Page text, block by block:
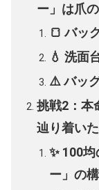
ー」は爪
🍞 バッ
💧 洗面
⚠️ バッ
挑戦2：本
辿り着い
✨ 100
ー」の